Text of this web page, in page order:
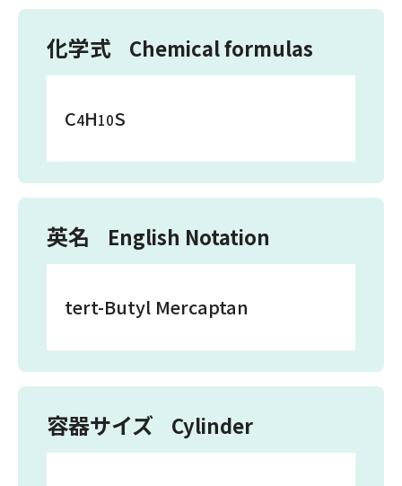
化学式 Chemical formulas
C4H10S
英名 English Notation
tert-Butyl Mercaptan
容器サイズ Cylinder